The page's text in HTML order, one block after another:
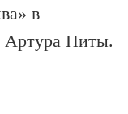
в
Артура Питы.